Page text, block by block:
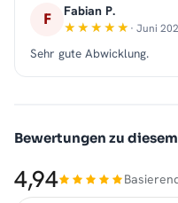
F Fabian P.
· Juni
Sehr gute Abwicklung.
Bewertungen zu
4,94